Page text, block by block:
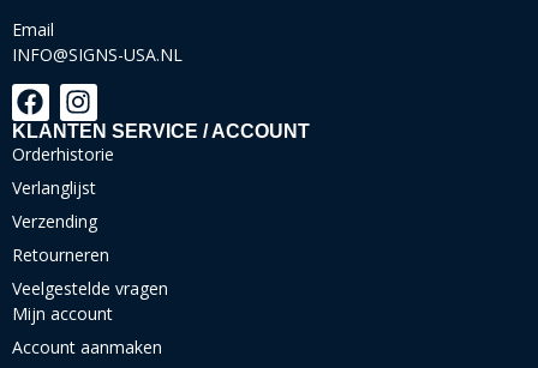
Email
INFO@SIGNS-USA.NL
KLANTEN SERVICE / ACCOUNT
Orderhistorie
Verlanglijst
Verzending
Retourneren
Veelgestelde vragen
Mijn account
Account aanmaken